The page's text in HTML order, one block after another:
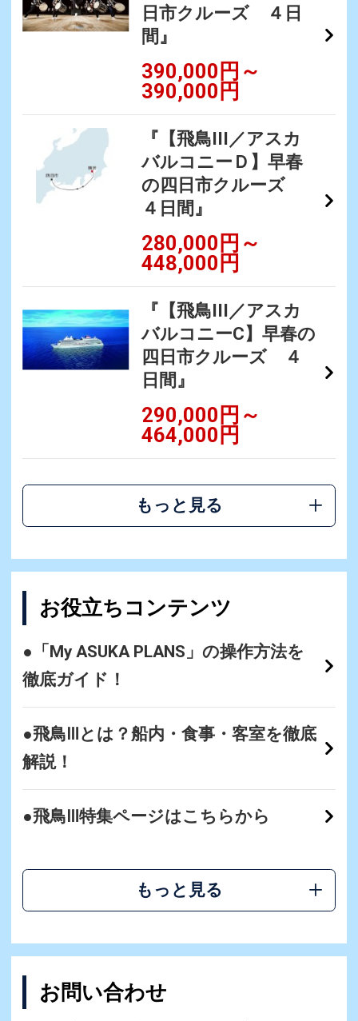
日市クルーズ ４日
間』
390,000円～
390,000円
『【飛鳥III／アスカ
バルコニーＤ】早春
の四日市クルーズ
４日間』
280,000円～
448,000円
『【飛鳥III／アスカ
バルコニーC】早春の
四日市クルーズ ４
日間』
290,000円～
464,000円
もっと見る
お役立ちコンテンツ
●「My ASUKA PLANS」の操作方法を
徹底ガイド！
●飛鳥Ⅲとは？船内・食事・客室を徹底
解説！
●飛鳥Ⅲ特集ページはこちらから
もっと見る
お問い合わせ